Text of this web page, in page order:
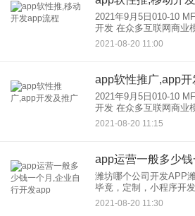
2021年9月5日010-10 MFA成员说面具模式商城系统
开发 在众多互联网商业模式中，以会员制为基础的
分销营销模式尤其受欢
联系、沟通、参与、感
2021-08-20 11:00
app软性推广,app开
2021年9月5日010-10 MFA成员说面具模式商城系统
开发 在众多互联网商业模式中，以会员制为基础的
分销营销模式尤其受欢
联系、沟通、参与、感
2021-08-20 11:15
潍坊哪个公司开发APP
毕竟，定制，小程序开
个小程序开发：的成本分析 1.产品原型定位制
程序必须首先定位小程
2021-08-20 11:30